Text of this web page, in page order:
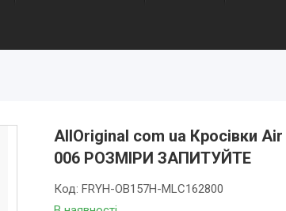
AllOriginal com ua Кросівки
006 РОЗМІРИ ЗАПИТУЙТЕ
Код: FRYH-OB157H-MLC162800